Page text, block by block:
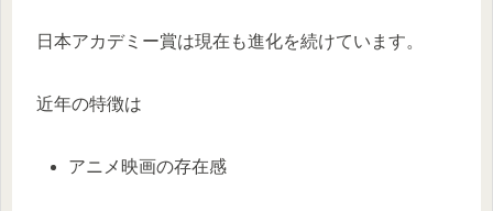
日本アカデミー賞は現在も進化を続けています。
近年の特徴は
アニメ映画の存在感